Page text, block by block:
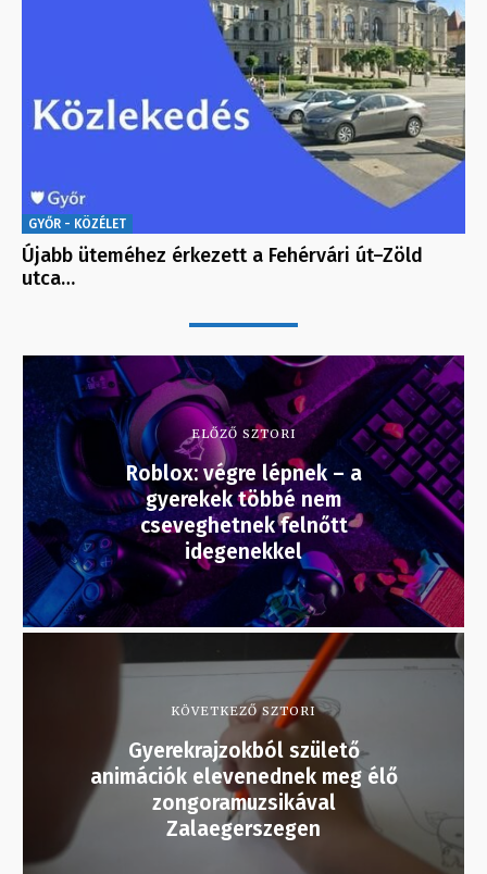
GYŐR - KÖZÉLET
Újabb üteméhez érkezett a Fehérvári út–Zöld
utca…
ELŐZŐ SZTORI
Roblox: végre lépnek – a
gyerekek többé nem
cseveghetnek felnőtt
idegenekkel
KÖVETKEZŐ SZTORI
Gyerekrajzokból születő
animációk elevenednek meg élő
zongoramuzsikával
Zalaegerszegen